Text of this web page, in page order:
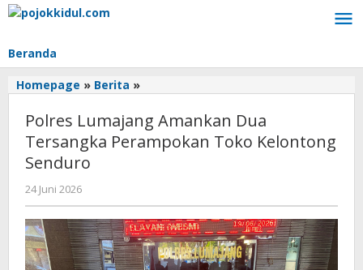
Lewati
Beranda
Homepage » Berita »Polres
Amankan
Dua
Tersangka
Kelontong
Senduro
Polres Lumajang Amankan Dua
Tersangka Perampokan Toko Kelontong
Senduro
24 Juni 2026
BangAdmin